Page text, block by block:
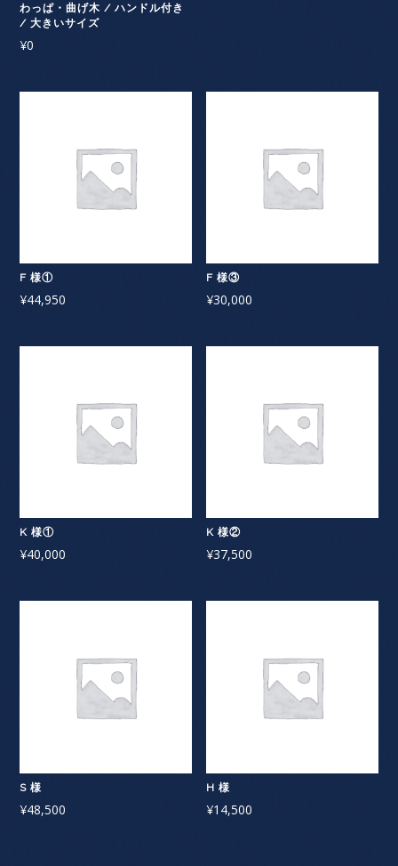
わっぱ・曲げ木 / ハンドル付き
/ 大きいサイズ
¥0
F 様①
¥44,950
F 様③
¥30,000
K 様①
¥40,000
K 様②
¥37,500
S 様
¥48,500
H 様
¥14,500